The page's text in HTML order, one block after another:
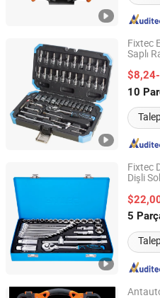
Fixtec
Saplı
10
Ebic Tools Co., Ltd.
Jiangsu, China
Fixtec
Dişli
5
EBIC Tools Co., Ltd.
Jiangsu, China